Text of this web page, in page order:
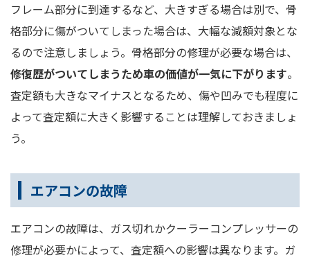
フレーム部分に到達するなど、大きすぎる場合は別で、骨
格部分に傷がついてしまった場合は、大幅な減額対象とな
るので注意しましょう。骨格部分の修理が必要な場合は、
修復歴がついてしまうため車の価値が一気に下がります。
査定額も大きなマイナスとなるため、傷や凹みでも程度に
よって査定額に大きく影響することは理解しておきましょ
う。
エアコンの故障
エアコンの故障は、ガス切れかクーラーコンプレッサーの
修理が必要かによって、査定額への影響は異なります。ガ